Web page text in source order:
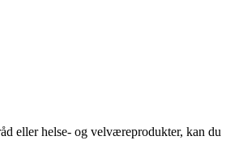
eller helse- og velværeprodukter, kan du